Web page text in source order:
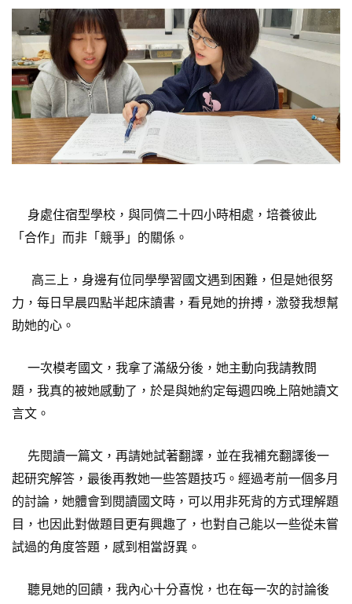
身處住宿型學校，與同儕二十四小時相處，培養彼此
「合作」而非「競爭」的關係。
高三上，身邊有位同學學習國文遇到困難，但是她很努
力，每日早晨四點半起床讀書，看見她的拚搏，激發我想幫
助她的心。
一次模考國文，我拿了滿級分後，她主動向我請教問
題，我真的被她感動了，於是與她約定每週四晚上陪她讀文
言文。
先閱讀一篇文，再請她試著翻譯，並在我補充翻譯後一
起研究解答，最後再教她一些答題技巧。經過考前一個多月
的討論，她體會到閱讀國文時，可以用非死背的方式理解題
目，也因此對做題目更有興趣了，也對自己能以一些從未嘗
試過的角度答題，感到相當訝異。
聽見她的回饋，我內心十分喜悅，也在每一次的討論後